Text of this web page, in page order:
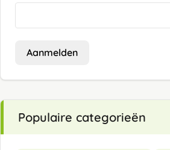
Aanmelden
Populaire categorieën